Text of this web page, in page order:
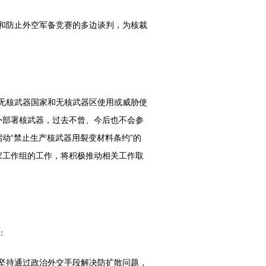
止外空军备竞赛的多边谈判，为核裁
武器国家和无核武器区使用或威胁使
署核武器，过去不曾、今后也不会参
“禁止生产核武器用裂变材料条约”的
作组的工作，将积极推动相关工作取
通过政治外交手段解决防扩散问题，